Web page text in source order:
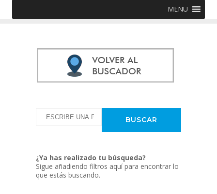
MENU
¿Ya has realizado tu búsqueda?
Sigue añadiendo filtros aquí para encontrar lo
que estás buscando.